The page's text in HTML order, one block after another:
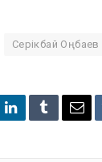
Серікбай Оңбаев
LinkedInTumblr